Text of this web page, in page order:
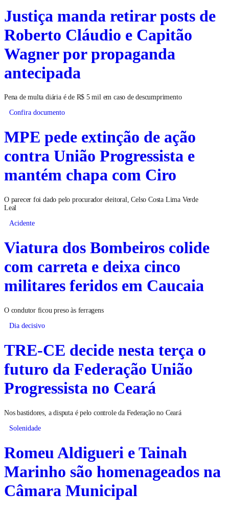
Justiça manda retirar posts de
Roberto Cláudio e Capitão
Wagner por propaganda
antecipada
Pena de multa diária é de R$ 5 mil em caso de descumprimento
Confira documento
MPE pede extinção de ação
contra União Progressista e
mantém chapa com Ciro
O parecer foi dado pelo procurador eleitoral, Celso Costa Lima Verde
Leal
Acidente
Viatura dos Bombeiros colide
com carreta e deixa cinco
militares feridos em Caucaia
O condutor ficou preso às ferragens
Dia decisivo
TRE-CE decide nesta terça o
futuro da Federação União
Progressista no Ceará
Nos bastidores, a disputa é pelo controle da Federação no Ceará
Solenidade
Romeu Aldigueri e Tainah
Marinho são homenageados na
Câmara Municipal